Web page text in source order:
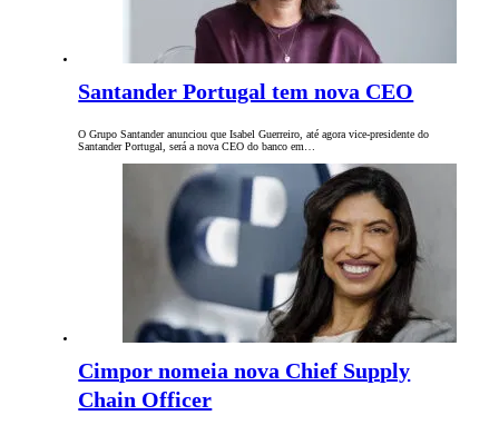
Santander Portugal tem nova CEO
O Grupo Santander anunciou que Isabel Guerreiro, até agora vice-presidente do
Santander Portugal, será a nova CEO do banco em…
Cimpor nomeia nova Chief Supply
Chain Officer